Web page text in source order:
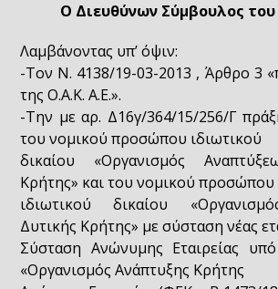
Ο Διευθύνων Σύμβουλος του
Λαμβάνοντας υπ’ όψιν:
-Τον Ν. 4138/19-03-2013 , Άρθρο 3
της Ο.Α.Κ. Α.Ε.».
-Την με αρ. Δ16γ/364/15/256/Γ
του νομικού προσώπου ιδιωτικού
δικαίου «Οργανισμός
Κρήτης» και του νομικού προσώπου
ιδιωτικού δικαίου
Δυτικής Κρήτης» με σύσταση νέας
Σύσταση Ανώνυμης Εταιρείας
«Οργανισμός Ανάπτυξης Κρήτης